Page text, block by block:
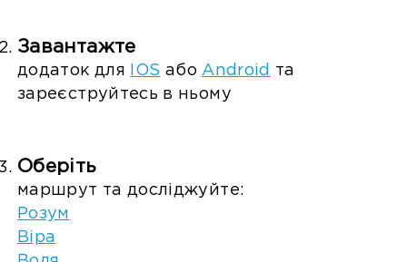
Завантажте
додаток для IOS або Android
та
зареєструйтесь в ньому
Оберіть
маршрут та досліджуйте:
Розум
Віра